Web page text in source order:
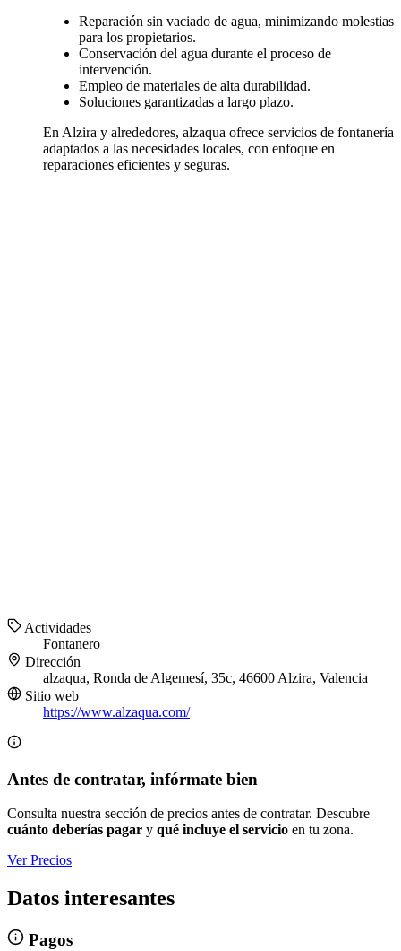
Reparación sin vaciado de agua, minimizando molestias
para los propietarios.
Conservación del agua durante el proceso de
intervención.
Empleo de materiales de alta durabilidad.
Soluciones garantizadas a largo plazo.
En Alzira y alrededores, alzaqua ofrece servicios de fontanería
adaptados a las necesidades locales, con enfoque en
reparaciones eficientes y seguras.
Actividades
Fontanero
Dirección
alzaqua, Ronda de Algemesí, 35c, 46600 Alzira, Valencia
Sitio web
https://www.alzaqua.com/
Antes de contratar, infórmate bien
Consulta nuestra sección de precios antes de contratar. Descubre
cuánto deberías pagar y qué incluye el servicio en tu zona.
Ver Precios
Datos interesantes
Pagos